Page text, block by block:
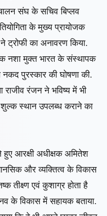
संघ के सचिव बिप्लव
के मुख्य प्रायोजक
का अनावरण किया.
नशा मुक्त भारत के संस्थापक
पुरस्कार की घोषणा की.
राजीव रंजन ने भविष्य में भी
स्थान उपलब्ध कराने का
हुए आरक्षी अधीक्षक अमितेश
और व्यक्तित्व के विकास
तीक्ष्ण एवं कुशाग्र होता है
के विकास में सहायक बताया.